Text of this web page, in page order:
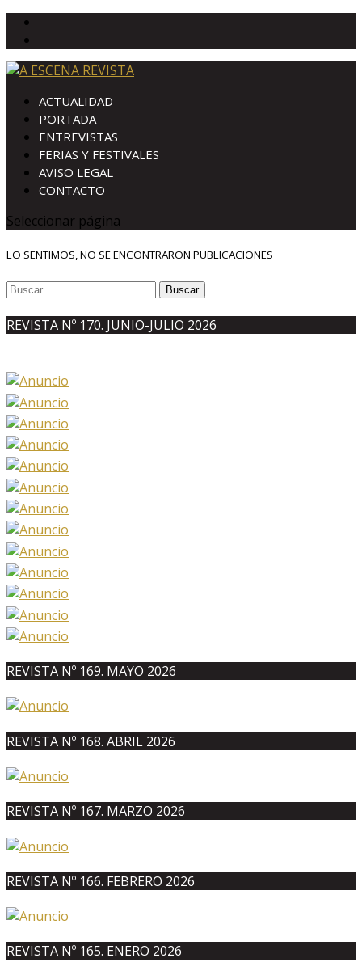
ACTUALIDAD
PORTADA
ENTREVISTAS
FERIAS Y FESTIVALES
AVISO LEGAL
CONTACTO
Seleccionar página
LO SENTIMOS, NO SE ENCONTRARON PUBLICACIONES
Buscar:
REVISTA Nº 170. JUNIO-JULIO 2026
REVISTA Nº 169. MAYO 2026
REVISTA Nº 168. ABRIL 2026
REVISTA Nº 167. MARZO 2026
REVISTA Nº 166. FEBRERO 2026
REVISTA Nº 165. ENERO 2026